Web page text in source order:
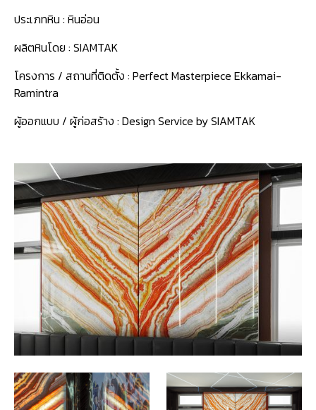
ประเภทหิน : หินอ่อน
ผลิตหินโดย : SIAMTAK
โครงการ / สถานที่ติดตั้ง : Perfect Masterpiece Ekkamai-
Ramintra
ผู้ออกแบบ / ผู้ก่อสร้าง : Design Service by SIAMTAK